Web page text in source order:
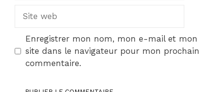
web
Enregistrer mon nom, mon e-mail et mon
site dans le navigateur pour mon prochain
commentaire.